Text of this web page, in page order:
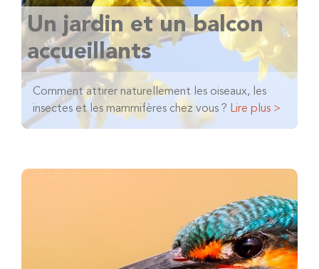
Un jardin et un balcon
accueillants
Comment attirer naturellement les oiseaux, les
insectes et les mammifères chez vous ? Lire plus >